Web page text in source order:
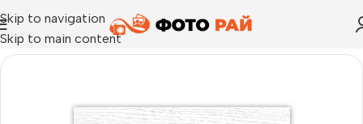
Skip to navigation
Skip to main content
Начало›Любов и сватба